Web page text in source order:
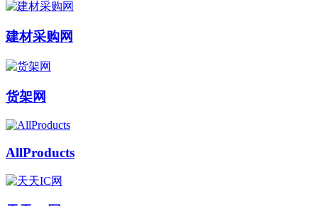
建材采购网
货架网
AllProducts